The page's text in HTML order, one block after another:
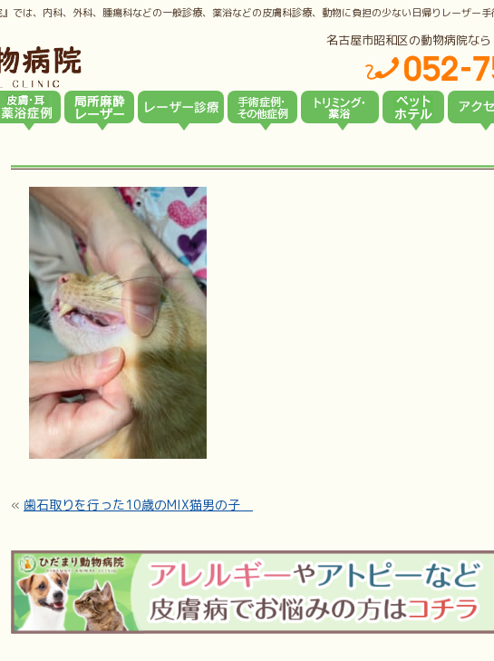
では、内科、外科、腫瘍科などの一般診療、薬浴などの皮膚科診療、動物に負担の少ない日帰りレーザー
名古屋市昭和区の動物病院なら
« 歯石取りを行った10歳のMIX猫男の子